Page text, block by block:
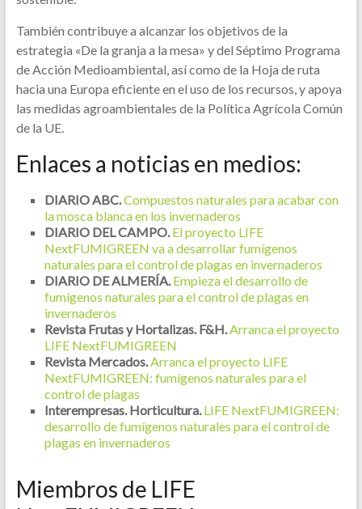
También contribuye a alcanzar los objetivos de la
estrategia «De la granja a la mesa» y del Séptimo Programa
de Acción Medioambiental, así como de la Hoja de ruta
hacia una Europa eficiente en el uso de los recursos, y apoya
las medidas agroambientales de la Política Agrícola Común
de la UE.
Enlaces a noticias en medios:
DIARIO ABC.Compuestos naturales para acabar con
la mosca blanca en los invernaderos
DIARIO DEL CAMPO. El proyecto LIFE
NextFUMIGREEN va a desarrollar fumígenos
naturales para el control de plagas en invernaderos
DIARIO DE ALMERÍA. Empieza el desarrollo de
fumígenos naturales para el control de plagas en
invernaderos
Revista Frutas y Hortalizas. F&H. Arranca el proyecto
LIFE NextFUMIGREEN
Revista Mercados. Arranca el proyecto LIFE
NextFUMIGREEN: fumígenos naturales para el
control de plagas
Interempresas. Horticultura. LIFE NextFUMIGREEN:
desarrollo de fumígenos naturales para el control de
plagas en invernaderos
Miembros de LIFE